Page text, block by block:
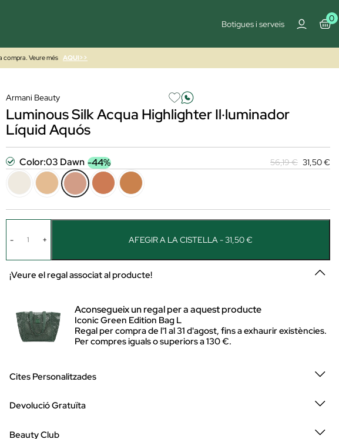
Botigues i serveis
0
compra. Veure més AQUI>>
Armani Beauty
Luminous Silk Acqua Highlighter Il·luminador
Líquid Aquós
Color:03 Dawn -44% 56,19 € 31,50 €
- + AFEGIR A LA CISTELLA - 31,50 €
¡Veure el regal associat al producte!
Aconsegueix un regal per a aquest producte
Iconic Green Edition Bag L
Regal per compra de l'1 al 31 d'agost, fins a exhaurir existències.
Per compres iguals o superiors a 130 €.
Cites Personalitzades
Devolució Gratuïta
Beauty Club